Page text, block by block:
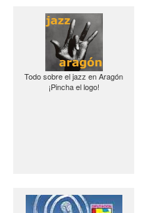
Todo sobre el jazz en Aragón
¡Pincha el logo!